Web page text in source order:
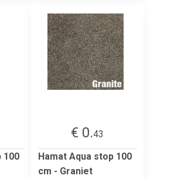
100
€ 0.43
Hamat Aqua stop 100
cm - Graniet